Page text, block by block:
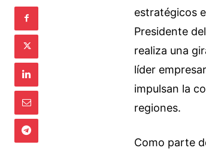
estratégicos
Presidente
realiza una
líder
impulsan la
regiones.
Como parte